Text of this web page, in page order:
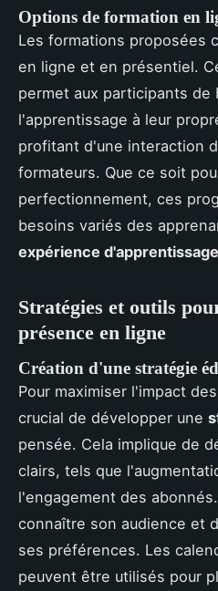
Options de formation en
Les formations proposées
en ligne et en présentiel.
permet aux participants de
l'apprentissage à leur
profitant d'une interaction
formateurs. Que ce soit
perfectionnement, ces
besoins variés des
expérience
Stratégies et outils
présence en ligne
Création d'une stratégie
Pour maximiser l'impact
crucial de développer une
pensée. Cela implique de
clairs, tels que
l'engagement des
connaître son audience et
ses préférences. Les
peuvent être utilisés pour